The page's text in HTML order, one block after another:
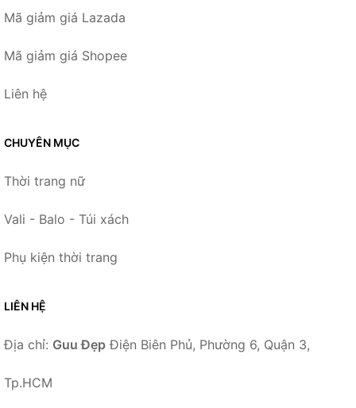
Mã giảm giá Lazada
Mã giảm giá Shopee
Liên hệ
CHUYÊN MỤC
Thời trang nữ
Vali - Balo - Túi xách
Phụ kiện thời trang
LIÊN HỆ
Địa chỉ: Guu Đẹp Điện Biên Phủ, Phường 6, Quận 3,
Tp.HCM